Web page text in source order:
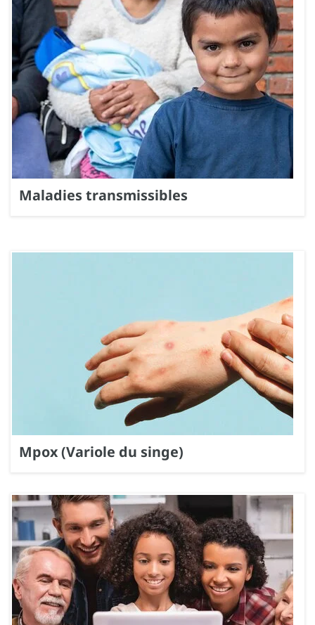
Maladies transmissibles
Mpox (Variole du singe)